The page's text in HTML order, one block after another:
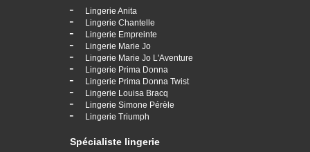
- Lingerie Anita
- Lingerie Chantelle
- Lingerie Empreinte
- Lingerie Marie Jo
- Lingerie Marie Jo L'Aventure
- Lingerie Prima Donna
- Lingerie Prima Donna Twist
- Lingerie Louisa Bracq
- Lingerie Simone Pérèle
- Lingerie Triumph
Spécialiste lingerie